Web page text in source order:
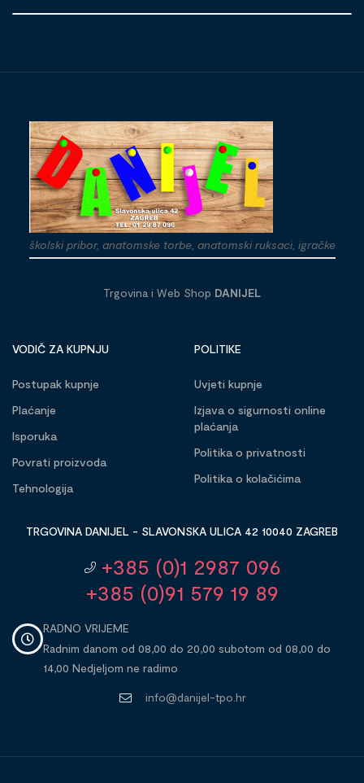
školski pribor, anatomske torbe, anatomski ruksaci, igračke
Trgovina i Web Shop DANIJEL
VODIČ ZA KUPNJU
Postupak kupnje
Plaćanje
Isporuka
Povrati proizvoda
Tehnologija
POLITIKE
Uvjeti kupnje
Izjava o sigurnosti online
plaćanja
Politika o privatnosti
Politika o kolačićima
TRGOVINA DANIJEL - SLAVONSKA ULICA 42 10040 ZAGREB
+385 (0)1 2987 096
+385 (0)91 579 19 89
RADNO VRIJEME
Radnim danom od 08,00 do 20,00 subotom od 08,00 do
14,00 Nedjeljom ne radimo
info@danijel-tpo.hr